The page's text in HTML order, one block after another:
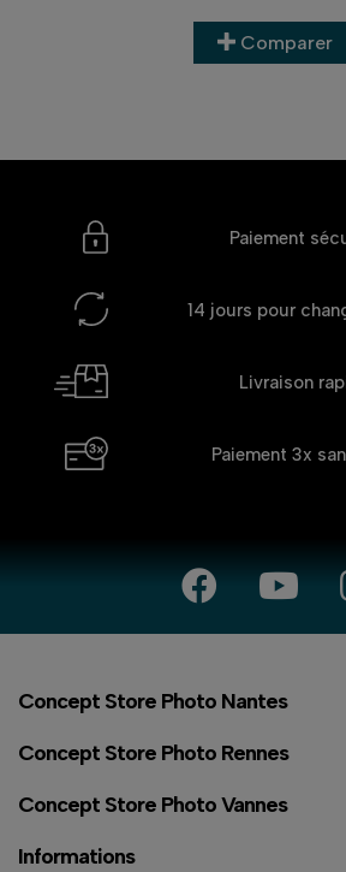
Comparer
Paiement
14 jours pour
Livraison
Paiement 3x
Concept Store Photo Nantes
Concept Store Photo Rennes
Concept Store Photo Vannes
Informations